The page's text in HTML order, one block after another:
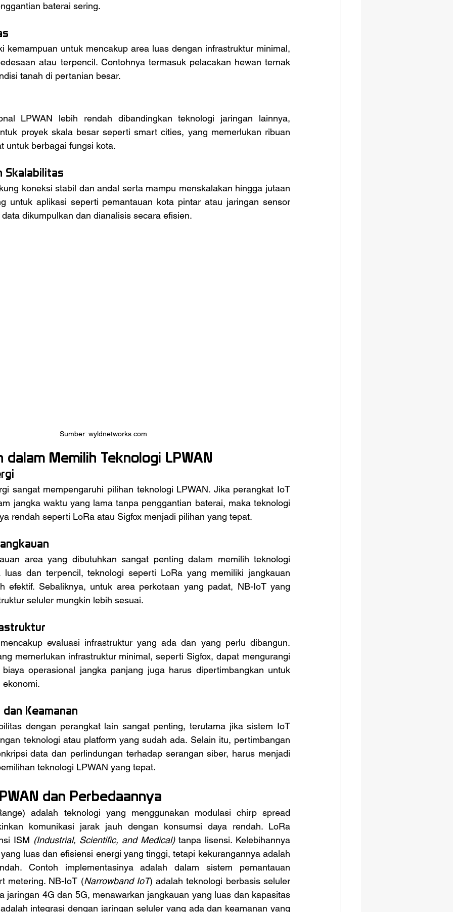
baterai sering.
atau terpencil. Contohnya termasuk pelacakan hewan ternak
tanah di pertanian besar.
proyek skala besar seperti smart cities, yang memerlukan ribuan
untuk berbagai fungsi kota.
Skalabilitas
untuk aplikasi seperti pemantauan kota pintar atau jaringan sensor
dikumpulkan dan dianalisis secara efisien.
Sumber: wyldnetworks.com
dalam Memilih Teknologi LPWAN
jangka waktu yang lama tanpa penggantian baterai, maka teknologi
rendah seperti LoRa atau Sigfox menjadi pilihan yang tepat.
luas dan terpencil, teknologi seperti LoRa yang memiliki jangkauan
efektif. Sebaliknya, untuk area perkotaan yang padat, NB-IoT yang
seluler mungkin lebih sesuai.
memerlukan infrastruktur minimal, seperti Sigfox, dapat mengurangi
operasional jangka panjang juga harus dipertimbangkan untuk
ekonomi.
Keamanan
teknologi atau platform yang sudah ada. Selain itu, pertimbangan
data dan perlindungan terhadap serangan siber, harus menjadi
teknologi LPWAN yang tepat.
dan Perbedaannya
komunikasi jarak jauh dengan konsumsi daya rendah. LoRa
ISM (Industrial, Scientific, and Medical) tanpa lisensi. Kelebihannya
luas dan efisiensi energi yang tinggi, tetapi kekurangannya adalah
Contoh implementasinya adalah dalam sistem pemantauan
metering. NB-IoT (Narrowband IoT) adalah teknologi berbasis seluler
jaringan 4G dan 5G, menawarkan jangkauan yang luas dan kapasitas
integrasi dengan jaringan seluler yang ada dan keamanan yang